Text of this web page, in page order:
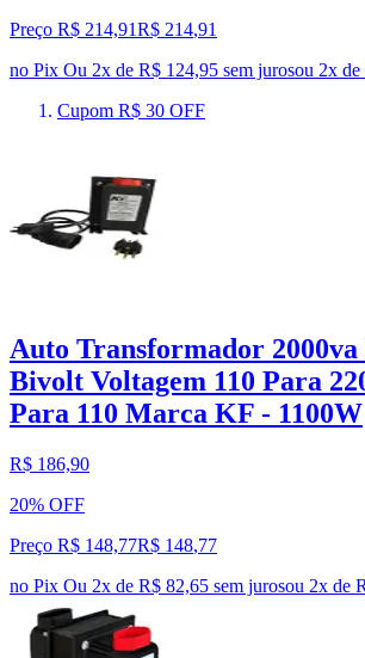
Preço R$ 214,91R$ 214,91
no Pix Ou 2x de R$ 124,95 sem jurosou 2x de
Cupom R$ 30 OFF
Auto Transformador
Bivolt Voltagem 110 Para
Para 110 Marca KF - 1100W
R$ 186,90
20% OFF
Preço R$ 148,77R$ 148,77
no Pix Ou 2x de R$ 82,65 sem jurosou 2x de